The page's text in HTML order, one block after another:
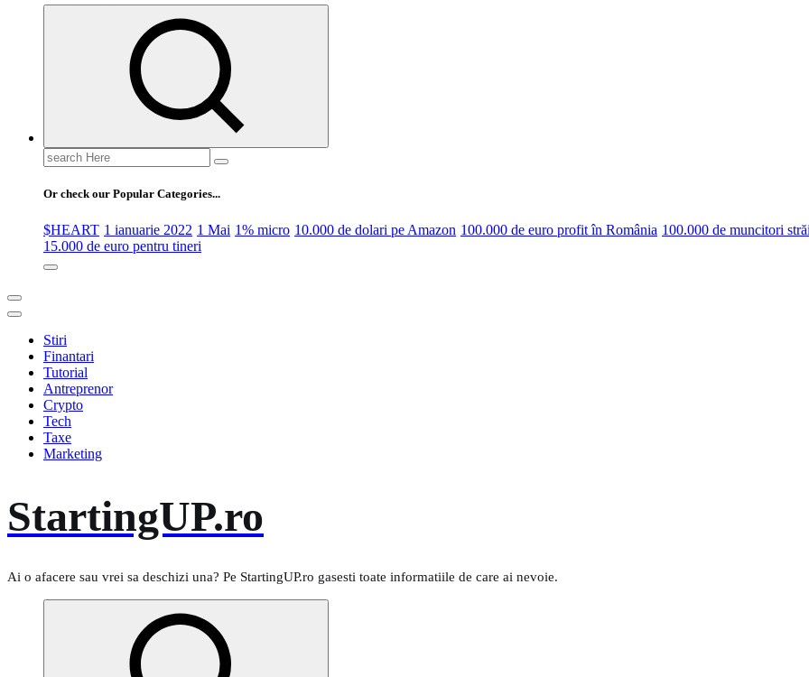
Search
for:
Or check our Popular Categories...
$HEART 1 ianuarie 2022 1 Mai 1% micro 10.000 de dolari pe Amazon 100.000 de euro profit în România 100.000 de muncitori
15.000 de euro pentru tineri
Stiri
Finantari
Tutorial
Antreprenor
Crypto
Tech
Taxe
Marketing
StartingUP.ro
Ai o afacere sau vrei sa deschizi una? Pe StartingUP.ro gasesti toate informatiile de care ai nevoie.